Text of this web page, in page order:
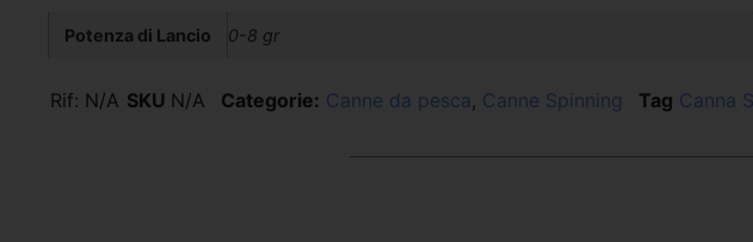
Potenza di Lancio 0-8 gr
Rif: N/A SKU N/A Categorie: Canne da pesca, Canne Spinning Tag Canna